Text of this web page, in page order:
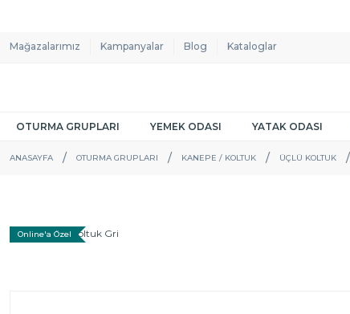
Mağazalarımız Kampanyalar Blog Kataloglar
OTURMA GRUPLARI YEMEK ODASI YATAK ODASI
ANASAYFA OTURMA GRUPLARI KANEPE / KOLTUK ÜÇLÜ KOLTUK
Online'a Özel